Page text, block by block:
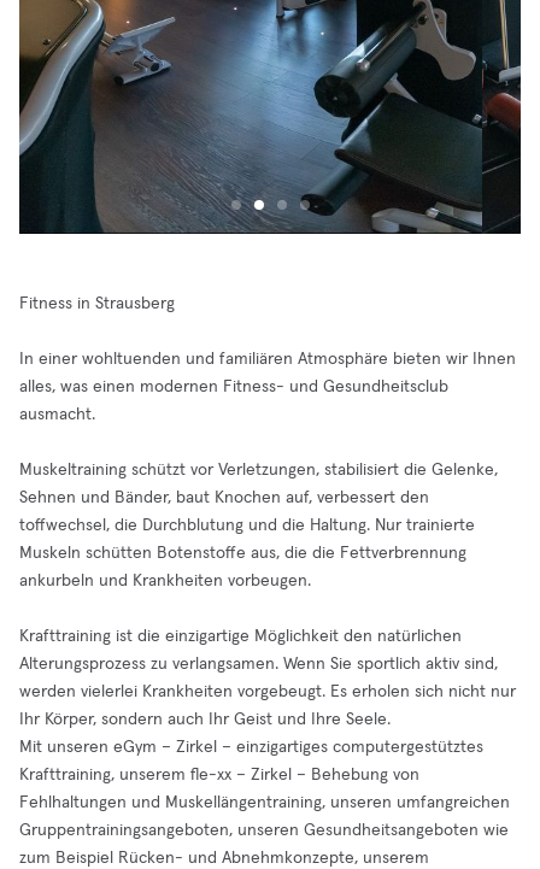
Fitness in Strausberg
In einer wohltuenden und familiären Atmosphäre bieten wir Ihnen
alles, was einen modernen Fitness- und Gesundheitsclub
ausmacht.
Muskeltraining schützt vor Verletzungen, stabilisiert die Gelenke,
Sehnen und Bänder, baut Knochen auf, verbessert den
toffwechsel, die Durchblutung und die Haltung. Nur trainierte
Muskeln schütten Botenstoffe aus, die die Fettverbrennung
ankurbeln und Krankheiten vorbeugen.
Krafttraining ist die einzigartige Möglichkeit den natürlichen
Alterungsprozess zu verlangsamen. Wenn Sie sportlich aktiv sind,
werden vielerlei Krankheiten vorgebeugt. Es erholen sich nicht nur
Ihr Körper, sondern auch Ihr Geist und Ihre Seele.
Mit unseren eGym – Zirkel – einzigartiges computergestütztes
Krafttraining, unserem fle-xx – Zirkel – Behebung von
Fehlhaltungen und Muskellängentraining, unseren umfangreichen
Gruppentrainingsangeboten, unseren Gesundheitsangeboten wie
zum Beispiel Rücken- und Abnehmkonzepte, unserem